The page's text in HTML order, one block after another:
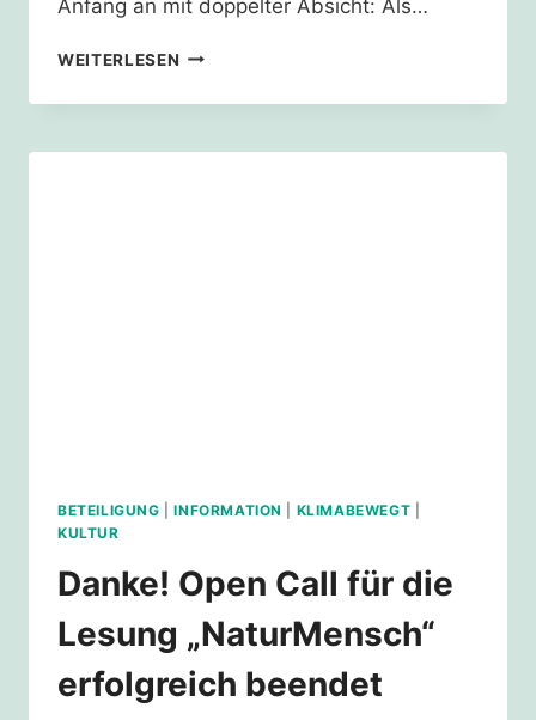
Anfang an mit doppelter Absicht: Als…
WEITERLESEN WELTKINDERTAG
2024
BETEILIGUNG |INFORMATION KLIMABEWEGT
KULTUR
Danke! Open Call für die
Lesung „NaturMensch“
erfolgreich beendet